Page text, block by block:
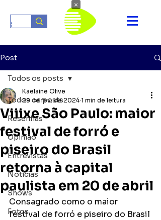
Post
Todos os posts
Resenhas
Opinião
Entrevistas
Notícias
Shows
Fotos
Todos os posts
Viiixe São Paulo: maior
festival de forró e
piseiro do Brasil
retorna à capital
paulista em 20 de abril
Kaelaine Olive
29 de fev. de 2024 1 min de leitura
Consagrado como o maior
festival de forró e piseiro do Brasil
×